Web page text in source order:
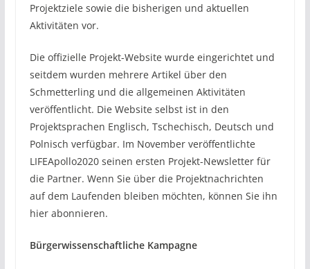
Projektziele sowie die bisherigen und aktuellen
Aktivitäten vor.
Die offizielle Projekt-Website wurde eingerichtet und
seitdem wurden mehrere Artikel über den
Schmetterling und die allgemeinen Aktivitäten
veröffentlicht. Die Website selbst ist in den
Projektsprachen Englisch, Tschechisch, Deutsch und
Polnisch verfügbar. Im November veröffentlichte
LIFEApollo2020 seinen ersten Projekt-Newsletter für
die Partner. Wenn Sie über die Projektnachrichten
auf dem Laufenden bleiben möchten, können Sie ihn
hierabonnieren.
Bürgerwissenschaftliche Kampagne